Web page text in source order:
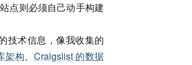
点则必须自己动手构建
技术信息，像我收集的
架构、Craigslist 的数据